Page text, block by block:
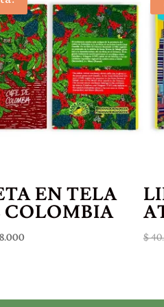
EN TELA
COLOMBIA
$ 38.000.
$